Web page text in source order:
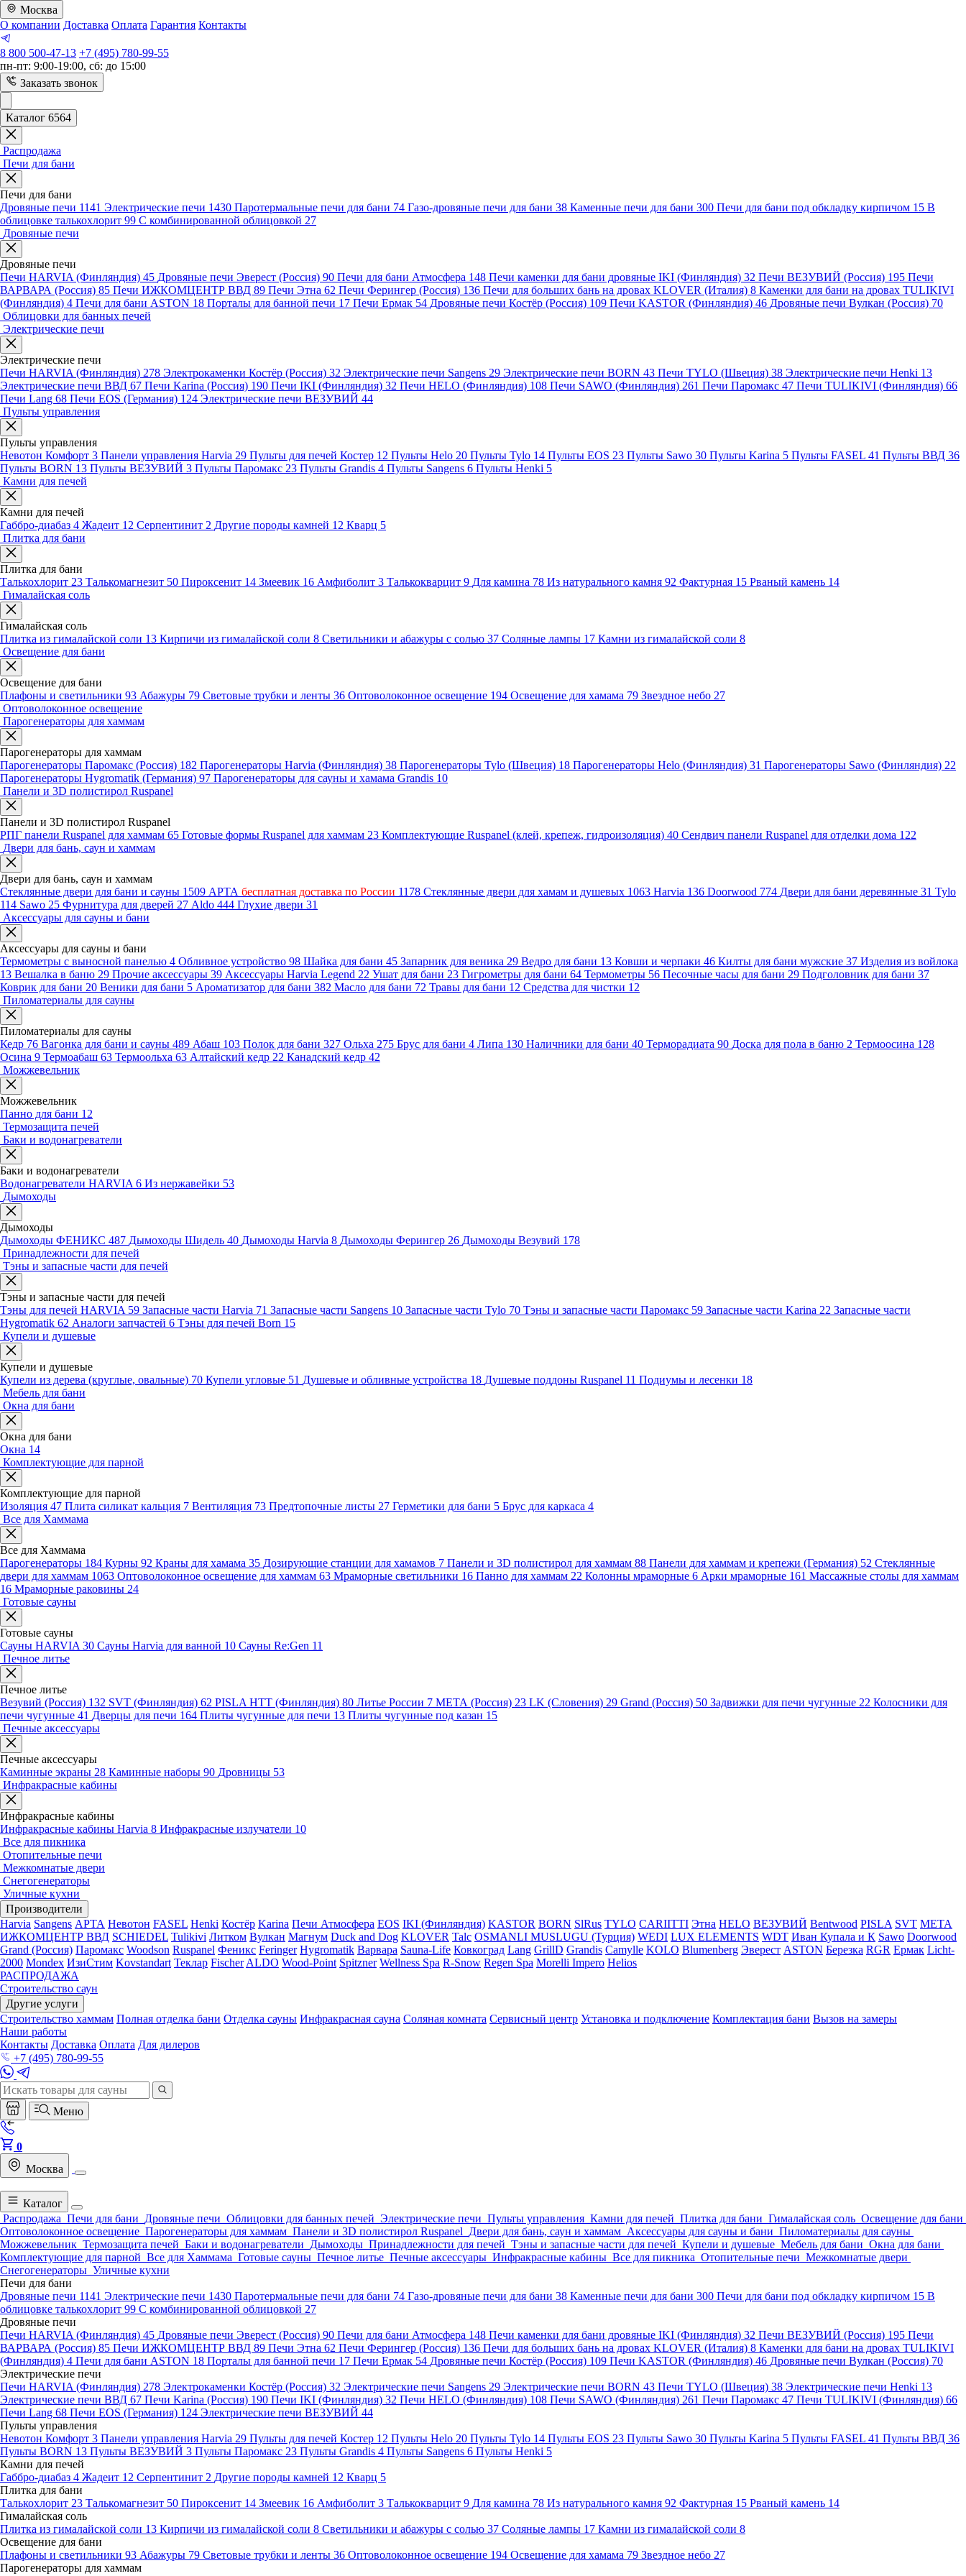
Москва
О компании Доставка Оплата Гарантия Контакты
8 800 500-47-13 +7 (495) 780-99-55
пн-пт: 9:00-19:00, сб: до 15:00
Заказать звонок
Каталог 6564
Распродажа
Печи для бани
Печи для бани
Дровяные печи 1141 Электрические печи 1430 Паротермальные печи для бани 74 Газо-дровяные печи для бани 38 Каменные печи для бани 300 Печи для бани под обкладку кирпичом 15 В
облицовке талькохлорит 99 С комбинированной облицовкой 27
Дровяные печи
Дровяные печи
Печи HARVIA (Финляндия) 45 Дровяные печи Эверест (Россия) 90 Печи для бани Атмосфера 148 Печи каменки для бани дровяные IKI (Финляндия) 32 Печи ВЕЗУВИЙ (Россия) 195 Печи
ВАРВАРА (Россия) 85 Печи ИЖКОМЦЕНТР ВВД 89 Печи Этна 62 Печи Ферингер (Россия) 136 Печи для больших бань на дровах KLOVER (Италия) 8 Каменки для бани на дровах TULIKIVI
(Финляндия) 4 Печи для бани ASTON 18 Порталы для банной печи 17 Печи Ермак 54 Дровяные печи Костёр (Россия) 109 Печи KASTOR (Финляндия) 46 Дровяные печи Вулкан (Россия) 70
Облицовки для банных печей
Электрические печи
Электрические печи
Печи HARVIA (Финляндия) 278 Электрокаменки Костёр (Россия) 32 Электрические печи Sangens 29 Электрические печи BORN 43 Печи TYLO (Швеция) 38 Электрические печи Henki 13
Электрические печи ВВД 67 Печи Karina (Россия) 190 Печи IKI (Финляндия) 32 Печи HELO (Финляндия) 108 Печи SAWO (Финляндия) 261 Печи Паромакс 47 Печи TULIKIVI (Финляндия) 66
Печи Lang 68 Печи EOS (Германия) 124 Электрические печи ВЕЗУВИЙ 44
Пульты управления
Пульты управления
Невотон Комфорт 3 Панели управления Harvia 29 Пульты для печей Костер 12 Пульты Helo 20 Пульты Tylo 14 Пульты EOS 23 Пульты Sawo 30 Пульты Karina 5 Пульты FASEL 41 Пульты ВВД 36
Пульты BORN 13 Пульты ВЕЗУВИЙ 3 Пульты Паромакс 23 Пульты Grandis 4 Пульты Sangens 6 Пульты Henki 5
Камни для печей
Камни для печей
Габбро-диабаз 4 Жадеит 12 Серпентинит 2 Другие породы камней 12 Кварц 5
Плитка для бани
Плитка для бани
Талькохлорит 23 Талькомагнезит 50 Пироксенит 14 Змеевик 16 Амфиболит 3 Талькокварцит 9 Для камина 78 Из натурального камня 92 Фактурная 15 Рваный камень 14
Гималайская соль
Гималайская соль
Плитка из гималайской соли 13 Кирпичи из гималайской соли 8 Светильники и абажуры с солью 37 Соляные лампы 17 Камни из гималайской соли 8
Освещение для бани
Освещение для бани
Плафоны и светильники 93 Абажуры 79 Световые трубки и ленты 36 Оптоволоконное освещение 194 Освещение для хамама 79 Звездное небо 27
Оптоволоконное освещение
Парогенераторы для хаммам
Парогенераторы для хаммам
Парогенераторы Паромакс (Россия) 182 Парогенераторы Harvia (Финляндия) 38 Парогенераторы Tylo (Швеция) 18 Парогенераторы Helo (Финляндия) 31 Парогенераторы Sawo (Финляндия) 22
Парогенераторы Hygromatik (Германия) 97 Парогенераторы для сауны и хамама Grandis 10
Панели и 3D полистирол Ruspanel
Панели и 3D полистирол Ruspanel
РПГ панели Ruspanel для хаммам 65 Готовые формы Ruspanel для хаммам 23 Комплектующие Ruspanel (клей, крепеж, гидроизоляция) 40 Сендвич панели Ruspanel для отделки дома 122
Двери для бань, саун и хаммам
Двери для бань, саун и хаммам
Стеклянные двери для бани и сауны 1509 АРТА бесплатная доставка по России 1178 Стеклянные двери для хамам и душевых 1063 Harvia 136 Doorwood 774 Двери для бани деревянные 31 Tylo
114 Sawo 25 Фурнитура для дверей 27 Aldo 444 Глухие двери 31
Аксессуары для сауны и бани
Аксессуары для сауны и бани
Термометры с выносной панелью 4 Обливное устройство 98 Шайка для бани 45 Запарник для веника 29 Ведро для бани 13 Ковши и черпаки 46 Килты для бани мужские 37 Изделия из войлока
13 Вешалка в баню 29 Прочие аксессуары 39 Аксессуары Harvia Legend 22 Ушат для бани 23 Гигрометры для бани 64 Термометры 56 Песочные часы для бани 29 Подголовник для бани 37
Коврик для бани 20 Веники для бани 5 Ароматизатор для бани 382 Масло для бани 72 Травы для бани 12 Средства для чистки 12
Пиломатериалы для сауны
Пиломатериалы для сауны
Кедр 76 Вагонка для бани и сауны 489 Абаш 103 Полок для бани 327 Ольха 275 Брус для бани 4 Липа 130 Наличники для бани 40 Терморадиата 90 Доска для пола в баню 2 Термоосина 128
Осина 9 Термоабаш 63 Термоольха 63 Алтайский кедр 22 Канадский кедр 42
Можжевельник
Можжевельник
Панно для бани 12
Термозащита печей
Баки и водонагреватели
Баки и водонагреватели
Водонагреватели HARVIA 6 Из нержавейки 53
Дымоходы
Дымоходы
Дымоходы ФЕНИКС 487 Дымоходы Шидель 40 Дымоходы Harvia 8 Дымоходы Ферингер 26 Дымоходы Везувий 178
Принадлежности для печей
Тэны и запасные части для печей
Тэны и запасные части для печей
Тэны для печей HARVIA 59 Запасные части Harvia 71 Запасные части Sangens 10 Запасные части Tylo 70 Тэны и запасные части Паромакс 59 Запасные части Karina 22 Запасные части
Hygromatik 62 Аналоги запчастей 6 Тэны для печей Born 15
Купели и душевые
Купели и душевые
Купели из дерева (круглые, овальные) 70 Купели угловые 51 Душевые и обливные устройства 18 Душевые поддоны Ruspanel 11 Подиумы и лесенки 18
Мебель для бани
Окна для бани
Окна для бани
Окна 14
Комплектующие для парной
Комплектующие для парной
Изоляция 47 Плита силикат кальция 7 Вентиляция 73 Предтопочные листы 27 Герметики для бани 5 Брус для каркаса 4
Все для Хаммама
Все для Хаммама
Парогенераторы 184 Курны 92 Краны для хамама 35 Дозирующие станции для хамамов 7 Панели и 3D полистирол для хаммам 88 Панели для хаммам и крепежи (Германия) 52 Стеклянные
двери для хаммам 1063 Оптоволоконное освещение для хаммам 63 Мраморные светильники 16 Панно для хаммам 22 Колонны мраморные 6 Арки мраморные 161 Массажные столы для хаммам
16 Мраморные раковины 24
Готовые сауны
Готовые сауны
Сауны HARVIA 30 Сауны Harvia для ванной 10 Сауны Re:Gen 11
Печное литье
Печное литье
Везувий (Россия) 132 SVT (Финляндия) 62 PISLA HTT (Финляндия) 80 Литье России 7 МЕТА (Россия) 23 LK (Словения) 29 Grand (Россия) 50 Задвижки для печи чугунные 22 Колосники для
печи чугунные 41 Дверцы для печи 164 Плиты чугунные для печи 13 Плиты чугунные под казан 15
Печные аксессуары
Печные аксессуары
Каминные экраны 28 Каминные наборы 90 Дровницы 53
Инфракрасные кабины
Инфракрасные кабины
Инфракрасные кабины Harvia 8 Инфракрасные излучатели 10
Все для пикника
Отопительные печи
Межкомнатые двери
Снегогенераторы
Уличные кухни
Производители
Harvia Sangens АРТА Невотон FASEL Henki Костёр Karina Печи Атмосфера EOS IKI (Финляндия) KASTOR BORN SlRus TYLO CARIITTI Этна HELO ВЕЗУВИЙ Bentwood PISLA SVT МЕТА
ИЖКОМЦЕНТР ВВД SCHIEDEL Tulikivi Литком Вулкан Магнум Duck and Dog KLOVER Talc OSMANLI MUSLUGU (Турция) WEDI LUX ELEMENTS WDT Иван Купала и К Sawo Doorwood
Grand (Россия) Паромакс Woodson Ruspanel Феникс Feringer Hygromatik Варвара Sauna-Life Ковкоград Lang GrillD Grandis Camylle KOLO Blumenberg Эверест ASTON Березка RGR Ермак Licht-
2000 Mondex ИзиСтим Kovstandart Теклар Fischer ALDO Wood-Point Spitzner Wellness Spa R-Snow Regen Spa Morelli Impero Helios
РАСПРОДАЖА
Строительство саун
Другие услуги
Строительство хаммам Полная отделка бани Отделка сауны Инфракрасная сауна Соляная комната Сервисный центр Установка и подключение Комплектация бани Вызов на замеры
Наши работы
Контакты Доставка Оплата Для дилеров
+7 (495) 780-99-55
Меню
0
Москва
Каталог
Распродажа Печи для бани Дровяные печи Облицовки для банных печей Электрические печи Пульты управления Камни для печей Плитка для бани Гималайская соль Освещение для бани
Оптоволоконное освещение Парогенераторы для хаммам Панели и 3D полистирол Ruspanel Двери для бань, саун и хаммам Аксессуары для сауны и бани Пиломатериалы для сауны
Можжевельник Термозащита печей Баки и водонагреватели Дымоходы Принадлежности для печей Тэны и запасные части для печей Купели и душевые Мебель для бани Окна для бани
Комплектующие для парной Все для Хаммама Готовые сауны Печное литье Печные аксессуары Инфракрасные кабины Все для пикника Отопительные печи Межкомнатые двери
Снегогенераторы Уличные кухни
Печи для бани
Дровяные печи 1141 Электрические печи 1430 Паротермальные печи для бани 74 Газо-дровяные печи для бани 38 Каменные печи для бани 300 Печи для бани под обкладку кирпичом 15 В
облицовке талькохлорит 99 С комбинированной облицовкой 27
Дровяные печи
Печи HARVIA (Финляндия) 45 Дровяные печи Эверест (Россия) 90 Печи для бани Атмосфера 148 Печи каменки для бани дровяные IKI (Финляндия) 32 Печи ВЕЗУВИЙ (Россия) 195 Печи
ВАРВАРА (Россия) 85 Печи ИЖКОМЦЕНТР ВВД 89 Печи Этна 62 Печи Ферингер (Россия) 136 Печи для больших бань на дровах KLOVER (Италия) 8 Каменки для бани на дровах TULIKIVI
(Финляндия) 4 Печи для бани ASTON 18 Порталы для банной печи 17 Печи Ермак 54 Дровяные печи Костёр (Россия) 109 Печи KASTOR (Финляндия) 46 Дровяные печи Вулкан (Россия) 70
Электрические печи
Печи HARVIA (Финляндия) 278 Электрокаменки Костёр (Россия) 32 Электрические печи Sangens 29 Электрические печи BORN 43 Печи TYLO (Швеция) 38 Электрические печи Henki 13
Электрические печи ВВД 67 Печи Karina (Россия) 190 Печи IKI (Финляндия) 32 Печи HELO (Финляндия) 108 Печи SAWO (Финляндия) 261 Печи Паромакс 47 Печи TULIKIVI (Финляндия) 66
Печи Lang 68 Печи EOS (Германия) 124 Электрические печи ВЕЗУВИЙ 44
Пульты управления
Невотон Комфорт 3 Панели управления Harvia 29 Пульты для печей Костер 12 Пульты Helo 20 Пульты Tylo 14 Пульты EOS 23 Пульты Sawo 30 Пульты Karina 5 Пульты FASEL 41 Пульты ВВД 36
Пульты BORN 13 Пульты ВЕЗУВИЙ 3 Пульты Паромакс 23 Пульты Grandis 4 Пульты Sangens 6 Пульты Henki 5
Камни для печей
Габбро-диабаз 4 Жадеит 12 Серпентинит 2 Другие породы камней 12 Кварц 5
Плитка для бани
Талькохлорит 23 Талькомагнезит 50 Пироксенит 14 Змеевик 16 Амфиболит 3 Талькокварцит 9 Для камина 78 Из натурального камня 92 Фактурная 15 Рваный камень 14
Гималайская соль
Плитка из гималайской соли 13 Кирпичи из гималайской соли 8 Светильники и абажуры с солью 37 Соляные лампы 17 Камни из гималайской соли 8
Освещение для бани
Плафоны и светильники 93 Абажуры 79 Световые трубки и ленты 36 Оптоволоконное освещение 194 Освещение для хамама 79 Звездное небо 27
Парогенераторы для хаммам